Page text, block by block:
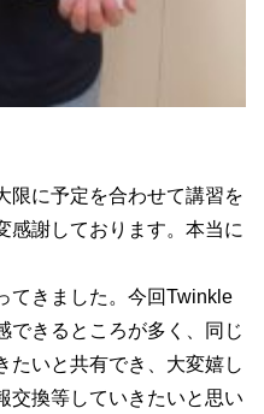
限に予定を合わせて講習を
感謝しております。本当に
てきました。今回Twinkle
できるところが多く、同じ
たいと共有でき、大変嬉し
交換等していきたいと思い